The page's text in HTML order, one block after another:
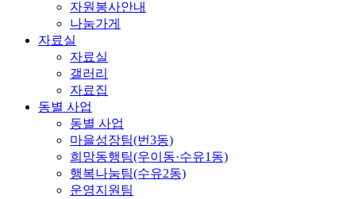
자원봉사안내
나눔가게
자료실
자료실
갤러리
자료집
동별 사업
동별 사업
마을성장팀(번3동)
희망동행팀(우이동·수유1동)
행복나눔팀(수유2동)
운영지원팀